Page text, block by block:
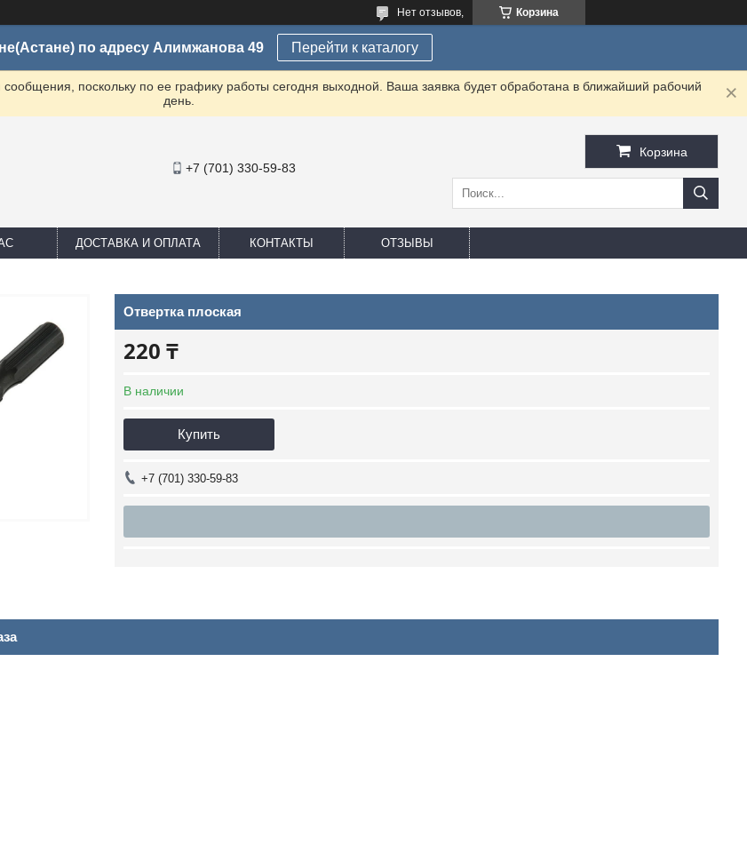
Корзина
Нет отзывов,
по адресу Алимжанова 49 Перейти к каталогу
поскольку по ее графику работы сегодня выходной. Ваша заявка будет обработана в ближайший рабочий
день.
+7 (701) 330-59-83
Корзина
ДОСТАВКА И ОПЛАТА КОНТАКТЫ ОТЗЫВЫ
Отвертка плоская
220 ₸
В наличии
Купить
+7 (701) 330-59-83